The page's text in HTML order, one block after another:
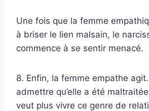
Une fois que la femme
à briser le lien malsain, le
commence à se sentir menacé.
8. Enfin, la femme empathe
admettre qu’elle a été maltraitée
veut plus vivre ce genre de